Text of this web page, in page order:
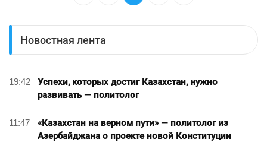
Новостная лента
19:42
Успехи, которых достиг Казахстан, нужно
развивать — политолог
11:47
«Казахстан на верном пути» — политолог из
Азербайджана о проекте новой Конституции